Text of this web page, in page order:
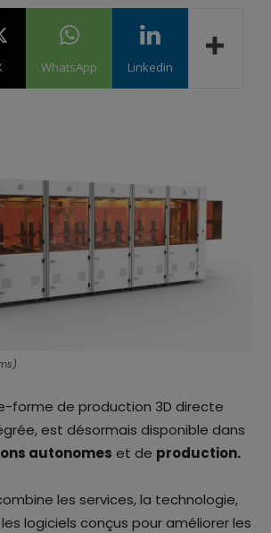
WhatsApp Linkedin
forme de production 3D directe
est désormais disponible dans
autonomes et de production.
les services, la technologie,
logiciels conçus pour améliorer les